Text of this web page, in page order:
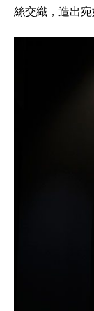
絲交織，造出宛